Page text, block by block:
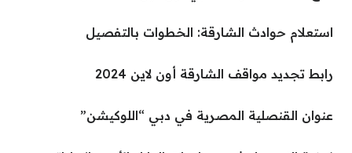
استعلام حوادث الشارقة: الخطوات بالتفصيل
رابط تجديد مواقف الشارقة أون لاين 2024
عنوان القنصلية المصرية في دبي “اللوكيشن”